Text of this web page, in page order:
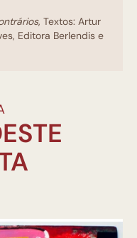
, Textos: Artur
Editora Berlendis e